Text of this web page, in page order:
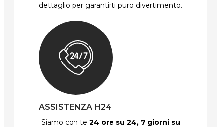
dettaglio per garantirti puro divertimento.
ASSISTENZA H24
Siamo con te 24 ore su 24, 7 giorni su